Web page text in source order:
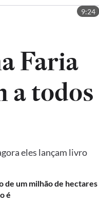
9:24
Faria
a todos
eles lançam livro
de um milhão de hectares
é